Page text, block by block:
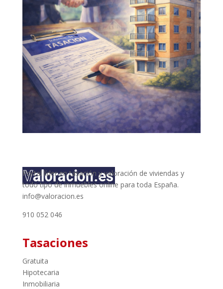
Portal líder en tasación y valoración de viviendas y
todo tipo de inmuebles online para toda España.
info@valoracion.es
910 052 046
Tasaciones
Gratuita
Hipotecaria
Inmobiliaria